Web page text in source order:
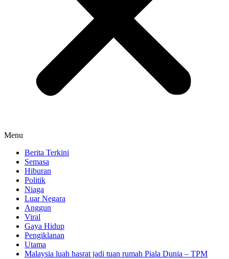
Menu
Berita Terkini
Semasa
Hiburan
Politik
Niaga
Luar Negara
Anggun
Viral
Gaya Hidup
Pengiklanan
Utama
Malaysia luah hasrat jadi tuan rumah Piala Dunia – TPM